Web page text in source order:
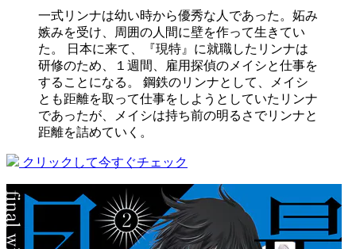
一式リンナは幼い時から優秀な人であった。妬み
嫉みを受け、周囲の人間に壁を作って生きてい
た。 日本に来て、『現特』に就職したリンナは
研修のため、１週間、雇用探偵のメイシと仕事を
することになる。 鋼鉄のリンナとして、メイシ
とも距離を取って仕事をしようとしていたリンナ
であったが、メイシは持ち前の明るさでリンナと
距離を詰めていく。
クリックして今すぐチェック